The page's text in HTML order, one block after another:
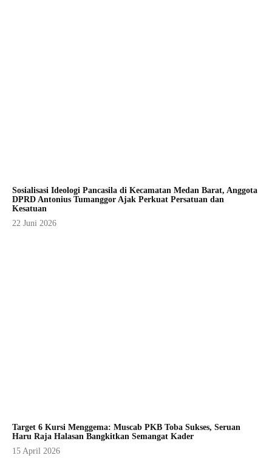
Sosialisasi Ideologi Pancasila di Kecamatan Medan Barat, Anggota
DPRD Antonius Tumanggor Ajak Perkuat Persatuan dan
Kesatuan
22 Juni 2026
Target 6 Kursi Menggema: Muscab PKB Toba Sukses, Seruan
Haru Raja Halasan Bangkitkan Semangat Kader
15 April 2026